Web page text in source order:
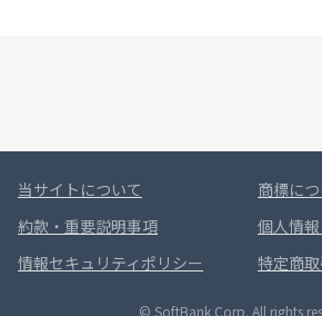
当サイトについて
商標に
約款・重要説明事項
個人情
情報セキュリティポリシー
特定商
© SoftBank Corp. All rights